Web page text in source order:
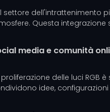
settore dell'intrattenimento
Questa integrazione
media e comunità
proliferazione delle luci
idee,